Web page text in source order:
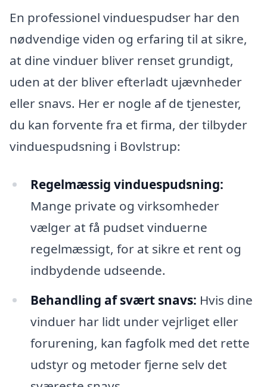
En professionel vinduespudser har den
nødvendige viden og erfaring til at sikre,
at dine vinduer bliver renset grundigt,
uden at der bliver efterladt ujævnheder
eller snavs. Her er nogle af de tjenester,
du kan forvente fra et firma, der tilbyder
vinduespudsning i Bovlstrup:
Regelmæssig vinduespudsning:
Mange private og virksomheder
vælger at få pudset vinduerne
regelmæssigt, for at sikre et rent og
indbydende udseende.
Behandling af svært snavs: Hvis dine
vinduer har lidt under vejrliget eller
forurening, kan fagfolk med det rette
udstyr og metoder fjerne selv det